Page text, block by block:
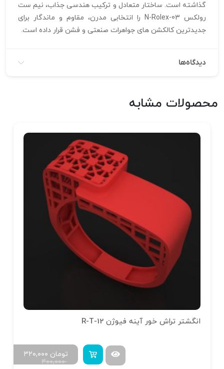
گذاشته است. ساختار متعادل و ترکیب هندسی جذاب، نیم ست
رولکس N-Rolex-03 را انتخابی مدرن، مقاوم و ماندگار برای
جدیدترین کالکشن‌ های جواهرات صنعتی و فشن قرار داده است.
دیدگاه‌ها
محصولات مشابه
انگشتر تراش خور آینه فیوژن R-T-12
۴۰۰,۰۰۰
۳۲۰,۰۰۰ تومان